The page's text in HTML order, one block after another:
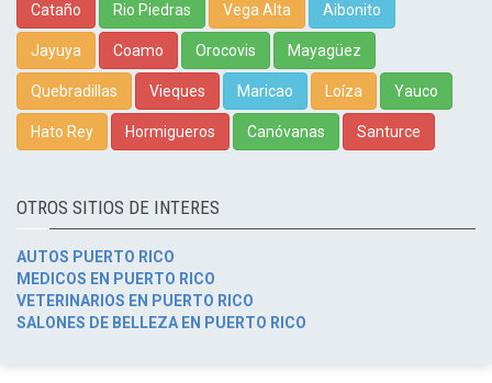
Cataño Rio Piedras Vega Alta Aibonito
Jayuya Coamo Orocovis Mayagüez
Quebradillas Vieques Maricao Loíza Yauco
Hato Rey Hormigueros Canóvanas Santurce
OTROS SITIOS DE INTERES
AUTOS PUERTO RICO
MEDICOS EN PUERTO RICO
VETERINARIOS EN PUERTO RICO
SALONES DE BELLEZA EN PUERTO RICO